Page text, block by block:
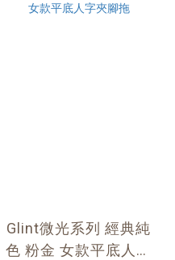
Glint微光系列 經典純
色 粉金 女款平底人字